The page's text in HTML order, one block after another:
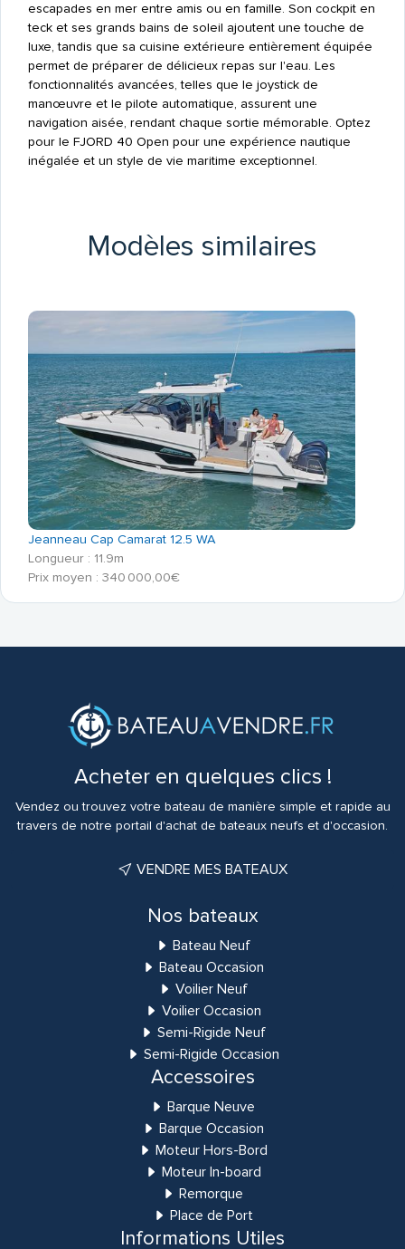
escapades en mer entre amis ou en famille. Son cockpit en
teck et ses grands bains de soleil ajoutent une touche de
luxe, tandis que sa cuisine extérieure entièrement équipée
permet de préparer de délicieux repas sur l'eau. Les
fonctionnalités avancées, telles que le joystick de
manœuvre et le pilote automatique, assurent une
navigation aisée, rendant chaque sortie mémorable. Optez
pour le FJORD 40 Open pour une expérience nautique
inégalée et un style de vie maritime exceptionnel.
Modèles similaires
Jeanneau Cap Camarat 12.5 WA
Longueur : 11.9m
Prix moyen : 340 000,00€
Acheter en quelques clics !
Vendez ou trouvez votre bateau de manière simple et rapide au
travers de notre portail d'achat de bateaux neufs et d'occasion.
VENDRE MES BATEAUX
Nos bateaux
Bateau Neuf
Bateau Occasion
Voilier Neuf
Voilier Occasion
Semi-Rigide Neuf
Semi-Rigide Occasion
Accessoires
Barque Neuve
Barque Occasion
Moteur Hors-Bord
Moteur In-board
Remorque
Place de Port
Informations Utiles